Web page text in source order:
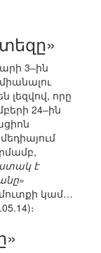
3–ին
լեզվով, որը
24–ին
է
կամ…